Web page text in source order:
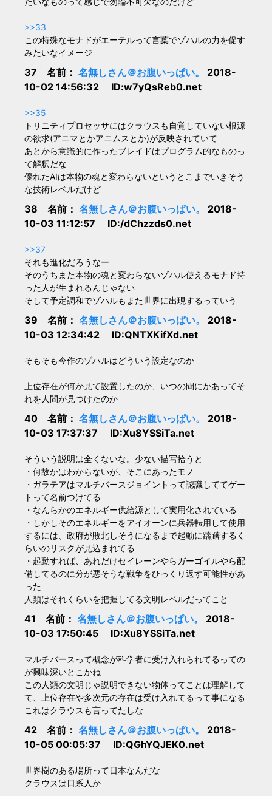
>>33
この特殊なモナドがエーテルって言葉でゾハルの力を促す
みたいなイメージ
37 名前： 名無しさん＠お腹いっぱい。 2018-
10-02 14:56:32 ID:w7yQsReb0.net
>>35
トリニティプロセッサにはクラウスも自覚していない根源
の欲求(アニマとかアニムスとか)が反映されていて
あとから意識的に作ったブレイドはプログラム的なものっ
て解釈だな
優れたAIは本物の魂と変わらないというとこまでいきそう
な技術レベルだけど
38 名前： 名無しさん＠お腹いっぱい。 2018-
10-03 11:12:57 ID:/dChzzds0.net
>>37
それも進化だろうなー
そのうちまた本物の魂と変わらないゾハル使えるモナド持
った人が生まれるんじゃない
そして予定調和でゾハルもまた世界に出現するっていう
39 名前： 名無しさん＠お腹いっぱい。 2018-
10-03 12:34:42 ID:QNTXKifXd.net
そもそも今作のゾハルはどういう設定なのか
上位存在が何か見て設置したのか、いつの間にかあってそ
れを人間が見つけたのか
40 名前： 名無しさん＠お腹いっぱい。 2018-
10-03 17:37:37 ID:Xu8YSSiTa.net
そういう説明は全くないな。少ない描写拾うと
・何故かはわからないが、そこにあったモノ
・ガラテアはマルチバースジョイントって認識しててゲー
トって名前つけてる
・なんらかのエネルギー供給源として実用化されている
・しかしそのエネルギーをアイオーンに兵器転用して使用
するには、政府が敗北しそうになるまで起動に躊躇するく
らいのリスクが見込まれてる
・起動すれば、あれだけセイレーンやらガーゴイルやら配
備してるのに分が悪そうな戦争をひっくり返す可能性があ
った
人類はそれくらいを把握してる文明レベルだってこと
41 名前： 名無しさん＠お腹いっぱい。 2018-
10-03 17:50:45 ID:Xu8YSSiTa.net
マルチバースって概念が科学者に受け入れられてるっての
が興味深いとこかね
この人類の文明じゃ説明できない物体ってことは理解して
て、上位存在や多次元の存在は受け入れてるって事になる
これはクラウスも言ってたしな
42 名前： 名無しさん＠お腹いっぱい。 2018-
10-05 00:05:37 ID:QGhYQJEK0.net
世界樹のある場所って日本なんだな
クラウスは日系人か